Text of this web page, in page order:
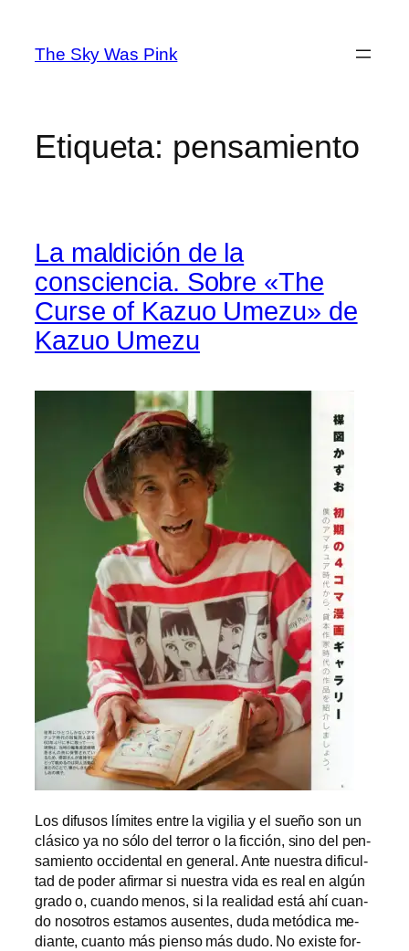
contenido
The Sky Was Pink
Etiqueta: pensamiento
La maldición de la
consciencia. Sobre «The
Curse of Kazuo Umezu» de
Kazuo Umezu
Los di­fu­sos lí­mi­tes en­tre la vi­gi­lia y el sue­ño son un
clá­si­co ya no só­lo del te­rror o la fic­ción, sino del pen­
sa­mien­to oc­ci­den­tal en ge­ne­ral. Ante nues­tra di­fi­cul­
tad de po­der afir­mar si nues­tra vi­da es real en al­gún
gra­do o, cuan­do me­nos, si la reali­dad es­tá ahí cuan­
do no­so­tros es­ta­mos au­sen­tes, du­da me­tó­di­ca me­
dian­te, cuan­to más pien­so más du­do. No exis­te for­